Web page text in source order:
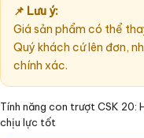
📌 Lưu ý:
Giá sản phẩm có thể
Quý khách cứ lên đơn,
chính xác.
Tính năng con trượt CSK
chịu lực tốt